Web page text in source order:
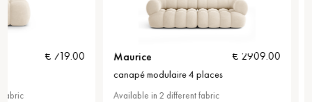
Maurice
canapé modulaire 4 places
Available in 2 different fabric
Maurice